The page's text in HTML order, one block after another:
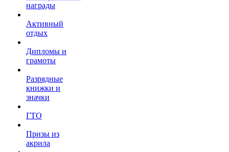
награды
Активный
отдых
Дипломы и
грамоты
Разрядные
книжки и
значки
ГТО
Призы из
акрила